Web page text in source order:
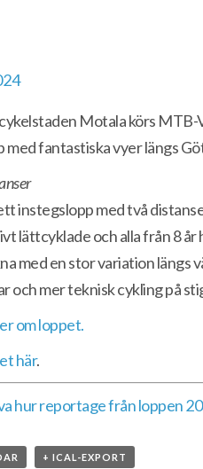
cykelstaden Motala körs
med fantastiska vyer längs
instegslopp med två
lättcyklade och alla från 8
med en stor variation längs
och mer teknisk cykling på
om loppet.
här.
hur reportage från loppen
+ ICAL-EXPORT